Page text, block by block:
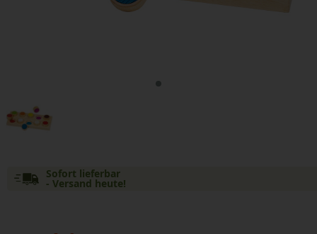
Sofort lieferbar
- Versand heute!